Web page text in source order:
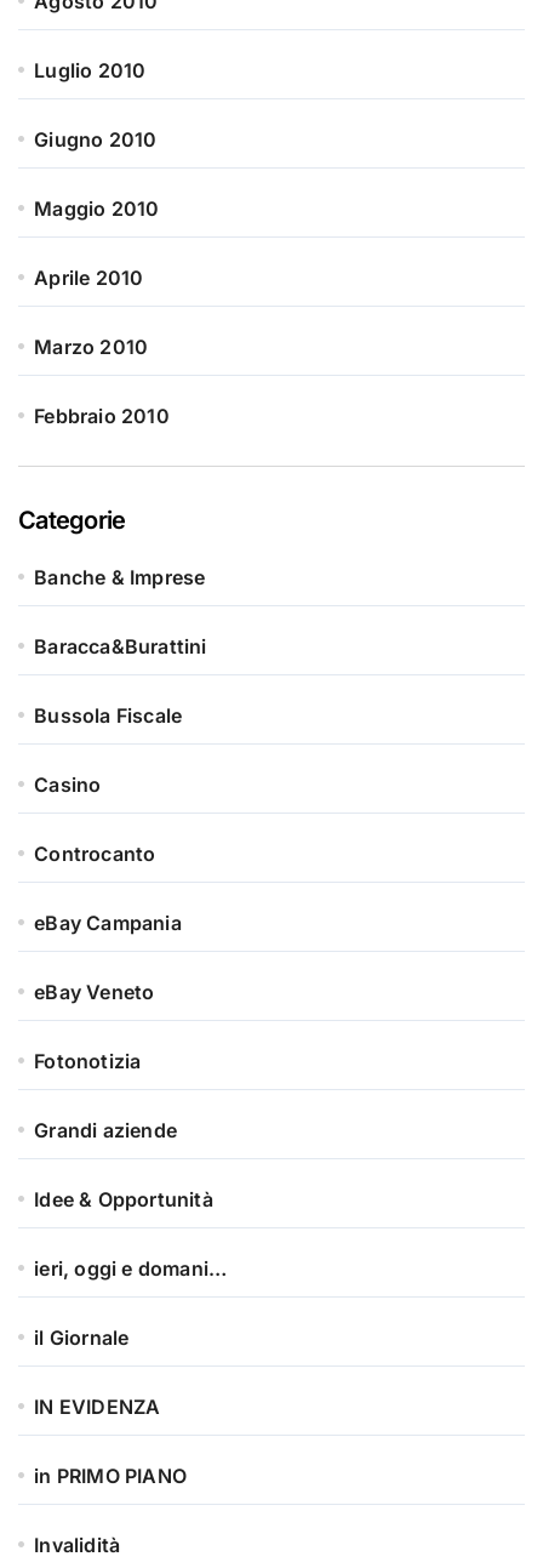
Luglio 2010
Giugno 2010
Maggio 2010
Aprile 2010
Marzo 2010
Febbraio 2010
Categorie
Banche & Imprese
Baracca&Burattini
Bussola Fiscale
Casino
Controcanto
eBay Campania
eBay Veneto
Fotonotizia
Grandi aziende
Idee & Opportunità
ieri, oggi e domani…
il Giornale
IN EVIDENZA
in PRIMO PIANO
Invalidità